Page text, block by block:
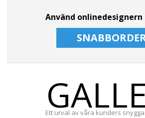
Använd onlinedesignern
Ett urval av våra kunders